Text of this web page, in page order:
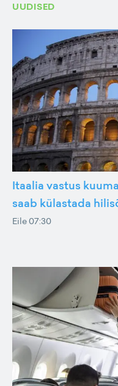
UUDISED
Itaalia vastus
saab külastada
Eile 07:30